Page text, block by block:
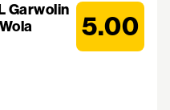
Garwolin
5.00